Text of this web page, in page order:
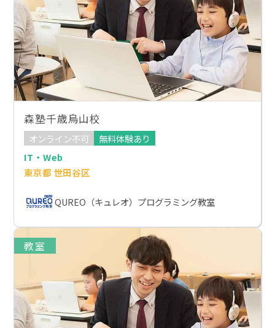
森塾千歳烏山校
オンライン不可
無料体験あり
IT・Web
東京都 世田谷区
QUREO（キュレオ）プログラミング教室
教室